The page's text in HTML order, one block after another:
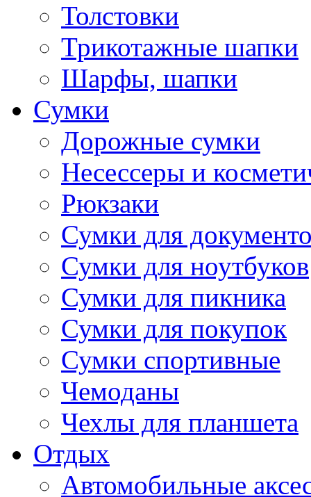
Толстовки
Трикотажные шапки
Шарфы, шапки
Сумки
Дорожные сумки
Несессеры и
Рюкзаки
Сумки для
Сумки для ноутбуков
Сумки для пикника
Сумки для покупок
Сумки спортивные
Чемоданы
Чехлы для планшета
Отдых
Автомобильные